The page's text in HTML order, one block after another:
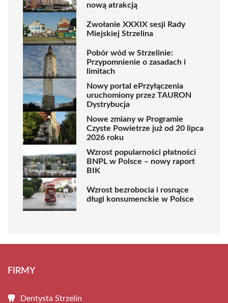
nową atrakcją
Zwołanie XXXIX sesji Rady
Miejskiej Strzelina
Pobór wód w Strzelinie:
Przypomnienie o zasadach i
limitach
Nowy portal ePrzyłączenia
uruchomiony przez TAURON
Dystrybucja
Nowe zmiany w Programie
Czyste Powietrze już od 20 lipca
2026 roku
Wzrost popularności płatności
BNPL w Polsce – nowy raport
BIK
Wzrost bezrobocia i rosnące
długi konsumenckie w Polsce
FIRMY
Dentysta Strzelin